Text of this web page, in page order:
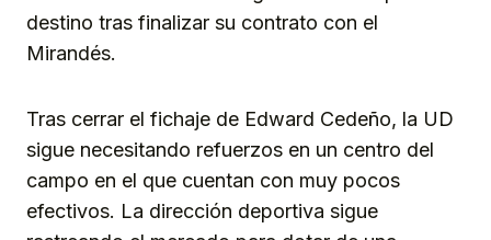
destino tras finalizar su contrato con el
Mirandés.
Tras cerrar el fichaje de Edward Cedeño, la UD
sigue necesitando refuerzos en un centro del
campo en el que cuentan con muy pocos
efectivos. La dirección deportiva sigue